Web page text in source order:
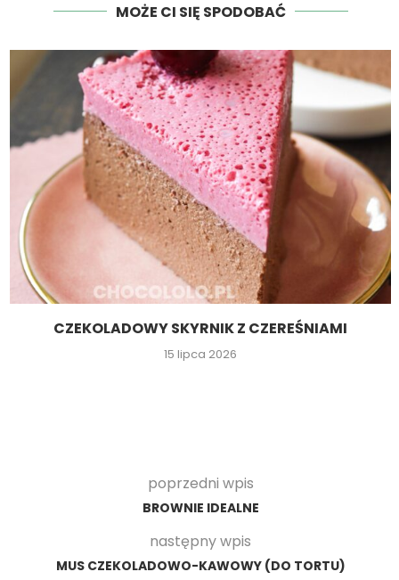
MOŻE CI SIĘ SPODOBAĆ
CZEKOLADOWY SKYRNIK Z CZEREŚNIAMI
15 lipca 2026
poprzedni wpis
BROWNIE IDEALNE
następny wpis
MUS CZEKOLADOWO-KAWOWY (DO TORTU)